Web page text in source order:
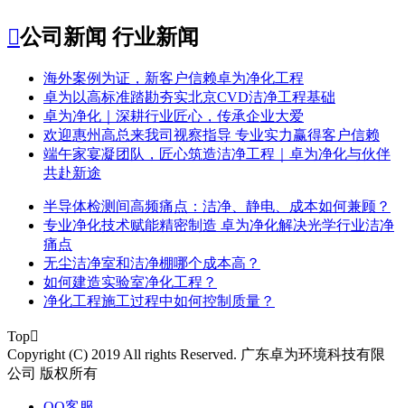
公司新闻 行业新闻
​海外案例为证，新客户信赖卓为净化工程
​卓为以高标准踏勘夯实北京CVD洁净工程基础
卓为净化｜深耕行业匠心，传承企业大爱
​欢迎惠州高总来我司视察指导 专业实力赢得客户信赖
端午家宴凝团队，匠心筑造洁净工程｜卓为净化与伙伴
共赴新途
半导体检测间高频痛点：洁净、静电、成本如何兼顾？
专业净化技术赋能精密制造 卓为净化解决光学行业洁净
痛点
无尘洁净室和洁净棚哪个成本高？
如何建造实验室净化工程？
净化工程施工过程中如何控制质量？
Top
Copyright (C) 2019 All rights Reserved. 广东卓为环境科技有限
公司 版权所有